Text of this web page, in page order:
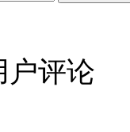
户评论